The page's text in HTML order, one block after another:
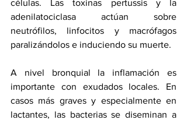
células. Las toxinas pertussis y la
adenilatociclasa actúan sobre
neutrófilos, linfocitos y macrófagos
paralizándolos e induciendo su muerte.
A nivel bronquial la inflamación es
importante con exudados locales. En
casos más graves y especialmente en
lactantes, las bacterias se diseminan a